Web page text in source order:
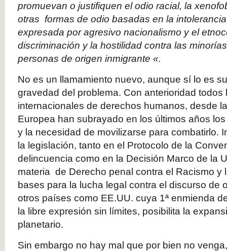
promuevan o justifiquen el odio racial, la
otras formas de odio basadas en la
expresada por agresivo nacionalismo y el
discriminación y la hostilidad contra las
personas de origen inmigrante «.
No es un llamamiento nuevo, aunque sí lo es
gravedad del problema. Con anterioridad todos
internacionales de derechos humanos, desde
Europea han subrayado en los últimos años
y la necesidad de movilizarse para combatirlo.
la legislación, tanto en el Protocolo de la
delincuencia como en la Decisión Marco de la
materia de Derecho penal contra el Racismo y
bases para la lucha legal contra el discurso de
otros países como EE.UU. cuya 1ª enmienda
la libre expresión sin límites, posibilita la
planetario.
Sin embargo no hay mal que por bien no